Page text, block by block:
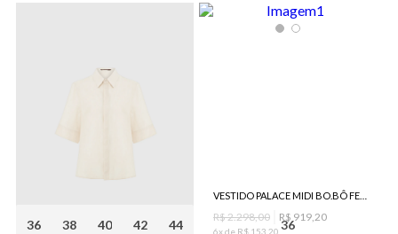
36 38 40 42 44 36
R$2.298,00 R$ 919 20
6x de R$ 153 20